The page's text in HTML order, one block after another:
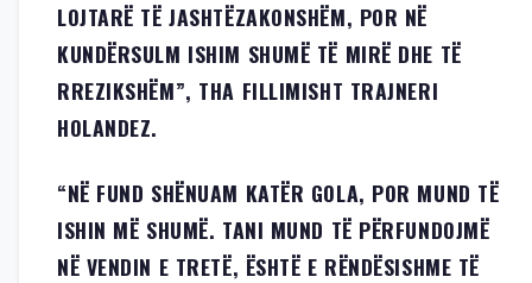
LOJTARË TË JASHTËZAKONSHËM, POR NË
KUNDËRSULM ISHIM SHUMË TË MIRË DHE TË
RREZIKSHËM”, THA FILLIMISHT TRAJNERI
HOLANDEZ.
“NË FUND SHËNUAM KATËR GOLA, POR MUND TË
ISHIN MË SHUMË. TANI MUND TË PËRFUNDOJMË
NË VENDIN E TRETË, ËSHTË E RËNDËSISHME TË